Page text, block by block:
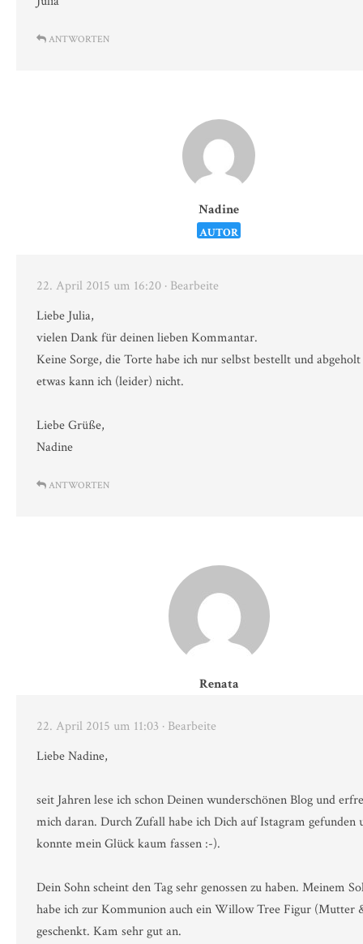
ANTWORTEN
Nadine
AUTOR
22. April 2015 um 16:20 · Bearbeite
Liebe Julia,
vielen Dank für deinen lieben Kommantar.
Keine Sorge, die Torte habe ich nur selbst bestellt und
etwas kann ich (leider) nicht.
Liebe Grüße,
Nadine
ANTWORTEN
Renata
22. April 2015 um 11:03 · Bearbeite
Liebe Nadine,
seit Jahren lese ich schon Deinen wunderschönen Blog und
mich daran. Durch Zufall habe ich Dich auf Istagram gefunden
konnte mein Glück kaum fassen :-).
Dein Sohn scheint den Tag sehr genossen zu haben. Meinem
habe ich zur Kommunion auch ein Willow Tree Figur (Mutter
geschenkt. Kam sehr gut an.